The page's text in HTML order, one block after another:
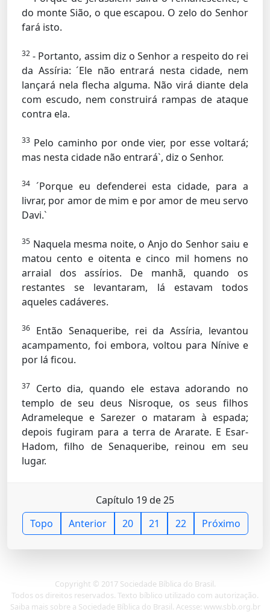
do monte Sião, o que escapou. O zelo do Senhor
fará isto.
32 - Portanto, assim diz o Senhor a respeito do rei
da Assíria: ´Ele não entrará nesta cidade, nem
lançará nela flecha alguma. Não virá diante dela
com escudo, nem construirá rampas de ataque
contra ela.
33 Pelo caminho por onde vier, por esse voltará;
mas nesta cidade não entrará`, diz o Senhor.
34 ´Porque eu defenderei esta cidade, para a
livrar, por amor de mim e por amor de meu servo
Davi.`
35 Naquela mesma noite, o Anjo do Senhor saiu e
matou cento e oitenta e cinco mil homens no
arraial dos assírios. De manhã, quando os
restantes se levantaram, lá estavam todos
aqueles cadáveres.
36
Então Senaqueribe, rei da Assíria, levantou
acampamento, foi embora, voltou para Nínive e
por lá ficou.
37
Certo dia, quando ele estava adorando no
templo de seu deus Nisroque, os seus filhos
Adrameleque e Sarezer o mataram à espada;
depois fugiram para a terra de Ararate. E Esar-
Hadom, filho de Senaqueribe, reinou em seu
lugar.
Capítulo 19 de 25
Topo
Anterior 20 21 22 Próximo
Copyright © 2017 Sociedade Bíblica do Brasil.
Todos os direitos reservados. Texto bíblico utilizado com autorização.
Saiba mais sobre a Sociedade Bíblica do Brasil. Acesse: www.sbb.org.br